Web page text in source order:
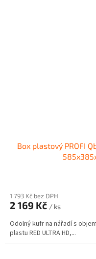
Box plastový PROFI
1 793 Kč bez DPH
2 169 Kč / ks
Odolný kufr na nářadí s
plastu RED ULTRA HD,...